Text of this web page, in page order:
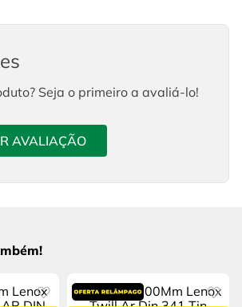
Seja o primeiro a avaliá-lo!
AVALIAÇÃO